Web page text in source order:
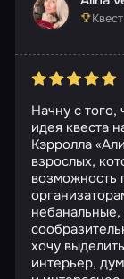
Начну с того,
идея квеста
Кэрролла
взрослых,
возможность
хочу
интерьер,